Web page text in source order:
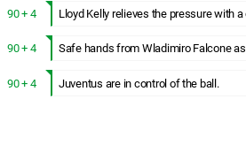
90 + 4 Lloyd Kelly relieves the pressure with
90 + 4 Safe hands from Wladimiro Falcone
90 + 4 Juventus are in control of the ball.